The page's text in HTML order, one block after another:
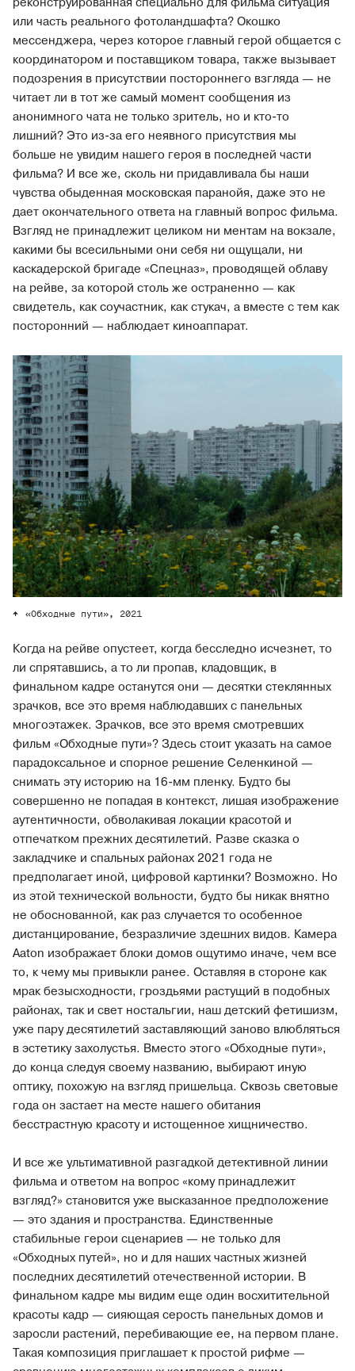
или часть реального фотоландшафта? Окошко
мессенджера, через которое главный герой общается с
координатором и поставщиком товара, также вызывает
подозрения в присутствии постороннего взгляда — не
читает ли в тот же самый момент сообщения из
анонимного чата не только зритель, но и кто-то
лишний? Это из-за его неявного присутствия мы
больше не увидим нашего героя в последней части
фильма? И все же, сколь ни придавливала бы наши
чувства обыденная московская паранойя, даже это не
дает окончательного ответа на главный вопрос фильма.
Взгляд не принадлежит целиком ни ментам на вокзале,
какими бы всесильными они себя ни ощущали, ни
каскадерской бригаде «Спецназ», проводящей облаву
на рейве, за которой столь же остраненно — как
свидетель, как соучастник, как стукач, а вместе с тем как
посторонний — наблюдает киноаппарат.
«Обходные пути», 2021
Когда на рейве опустеет, когда бесследно исчезнет, то
ли спрятавшись, а то ли пропав, кладовщик, в
финальном кадре останутся они — десятки стеклянных
зрачков, все это время наблюдавших с панельных
многоэтажек. Зрачков, все это время смотревших
фильм «Обходные пути»? Здесь стоит указать на самое
парадоксальное и спорное решение Селенкиной —
снимать эту историю на 16-мм пленку. Будто бы
совершенно не попадая в контекст, лишая изображение
аутентичности, обволакивая локации красотой и
отпечатком прежних десятилетий. Разве сказка о
закладчике и спальных районах 2021 года не
предполагает иной, цифровой картинки? Возможно. Но
из этой технической вольности, будто бы никак внятно
не обоснованной, как раз случается то особенное
дистанцирование, безразличие здешних видов. Камера
Aaton изображает блоки домов ощутимо иначе, чем все
то, к чему мы привыкли ранее. Оставляя в стороне как
мрак безысходности, гроздьями растущий в подобных
районах, так и свет ностальгии, наш детский фетишизм,
уже пару десятилетий заставляющий заново влюбляться
в эстетику захолустья. Вместо этого «Обходные пути»,
до конца следуя своему названию, выбирают иную
оптику, похожую на взгляд пришельца. Сквозь световые
года он застает на месте нашего обитания
бесстрастную красоту и истощенное хищничество.
И все же ультимативной разгадкой детективной линии
фильма и ответом на вопрос «кому принадлежит
взгляд?» становится уже высказанное предположение
— это здания и пространства. Единственные
стабильные герои сценариев — не только для
«Обходных путей», но и для наших частных жизней
последних десятилетий отечественной истории. В
финальном кадре мы видим еще один восхитительной
красоты кадр — сияющая серость панельных домов и
заросли растений, перебивающие ее, на первом плане.
Такая композиция приглашает к простой рифме —